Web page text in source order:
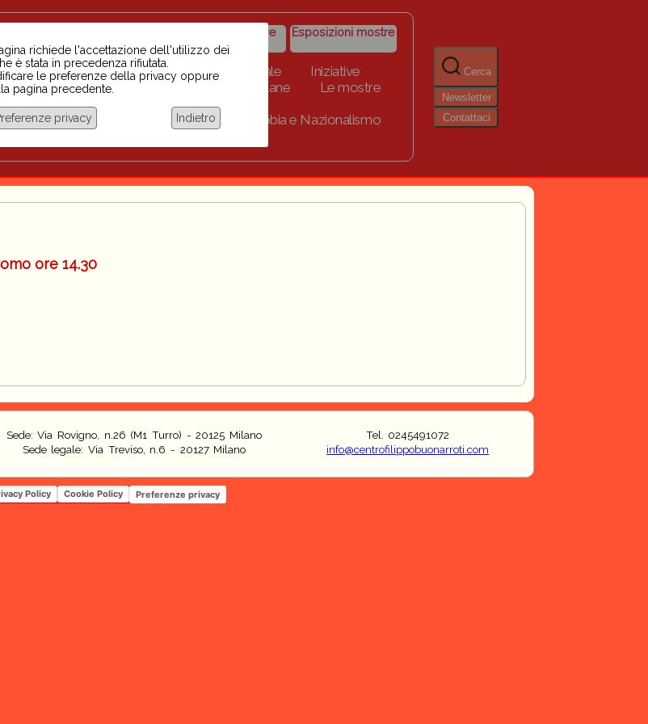
iniziative
Storico iniziative Esposizioni mostre
Scuola BINARI Biblioteca digitale
Iniziative
per le scuole 2023-2024
Link Collane
Le mostre
Chi siamo
Docenti contro Razzismo, Xenofobia e Nazionalismo
Cerca
Newsletter
Contattaci
richiede l'accettazione dell'utilizzo dei
è stata in precedenza rifiutata.
le preferenze della privacy oppure
pagina precedente.
privacy Indietro
ore 14.30
Sede: Via Rovigno, n.26 (M1 Turro) - 20125 Milano
Sede legale: Via Treviso, n.6 - 20127 Milano
Tel. 0245491072
info@centrofilippobuonarroti.com
Policy Cookie Policy Preferenze privacy